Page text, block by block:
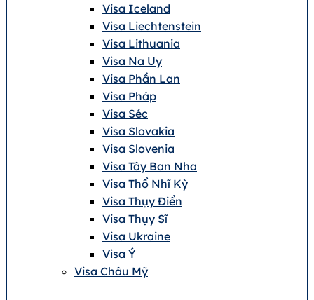
Visa Iceland
Visa Liechtenstein
Visa Lithuania
Visa Na Uy
Visa Phần Lan
Visa Pháp
Visa Séc
Visa Slovakia
Visa Slovenia
Visa Tây Ban Nha
Visa Thổ Nhĩ Kỳ
Visa Thụy Điển
Visa Thụy Sĩ
Visa Ukraine
Visa Ý
Visa Châu Mỹ